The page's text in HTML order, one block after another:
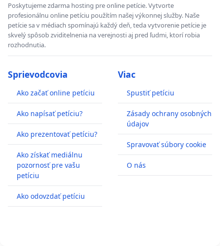
Poskytujeme zdarma hosting pre online petície. Vytvorte
profesionálnu online petíciu použítím našej výkonnej služby. Naše
petície sa v médiach spomínajú každý deň, teda vytvorenie petície je
skvelý spôsob zviditelnenia na verejnosti aj pred ľudmi, ktorí robia
rozhodnutia.
Sprievodcovia
Ako začať online petíciu
Ako napísať petíciu?
Ako prezentovať petíciu?
Ako získať mediálnu
pozornosť pre vašu
petíciu
Ako odovzdať petíciu
Viac
Spustiť petíciu
Zásady ochrany osobných
údajov
Spravovať súbory cookie
O nás